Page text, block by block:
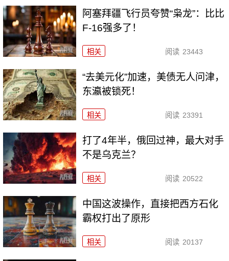
阿塞拜疆飞行员夸赞“枭龙”：比比
F-16强多了！
相关 阅读 23443
“去美元化”加速，美债无人问津，
东瀛被锁死！
相关 阅读 23391
打了4年半，俄回过神，最大对手
不是乌克兰？
相关 阅读 20522
中国这波操作，直接把西方石化
霸权打出了原形
相关 阅读 20137